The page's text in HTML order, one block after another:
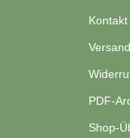
PDF-
Shop-